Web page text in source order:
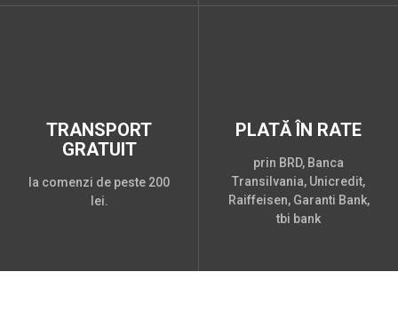
TRANSPORT
GRATUIT
la comenzi de peste 200
lei.
PLATĂ ÎN RATE
prin BRD, Banca
Transilvania, Unicredit,
Raiffeisen, Garanti Bank,
tbi bank